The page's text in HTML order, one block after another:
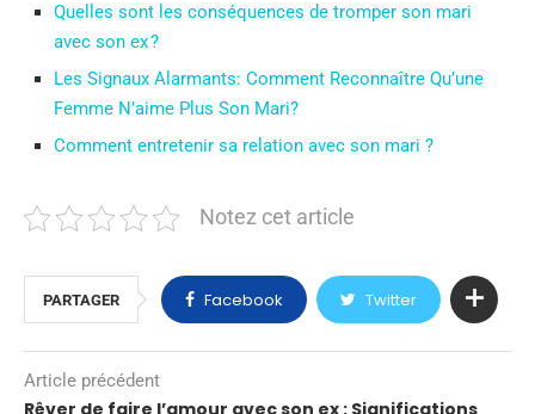
Quelles sont les conséquences de tromper son mari
avec son ex ?
Les Signaux Alarmants: Comment Reconnaître Qu’une
Femme N’aime Plus Son Mari?
Comment entretenir sa relation avec son mari ?
Notez cet article
PARTAGER Facebook Twitter
Article précédent
Rêver de faire l’amour avec son ex : Significations